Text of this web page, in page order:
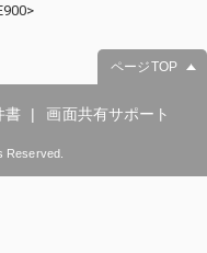
ページTOP
書 画面共有サポート
Reserved.